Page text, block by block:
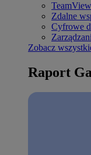
Zdalne
Cyfrowe
Zobacz
Raport